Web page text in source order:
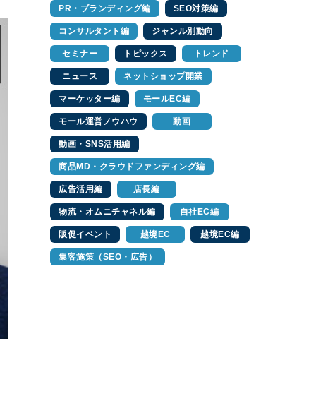
PR・ブランディング編 SEO対策編
コンサルタント編 ジャンル別動向
セミナー トピックス トレンド
ニュース ネットショップ開業
マーケッター編 モールEC編
モール運営ノウハウ 動画
動画・SNS活用編
商品MD・クラウドファンディング編
広告活用編 店長編
物流・オムニチャネル編 自社EC編
販促イベント 越境EC 越境EC編
集客施策（SEO・広告）